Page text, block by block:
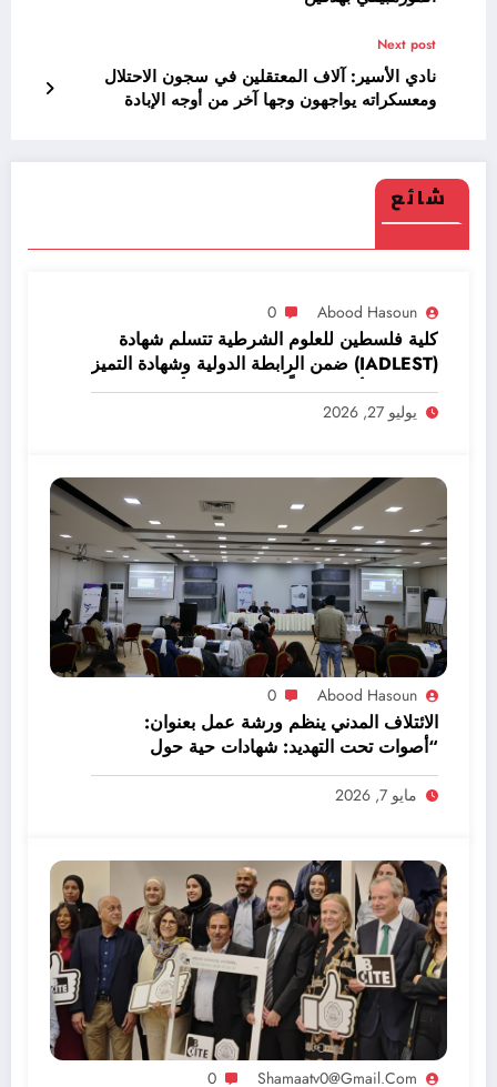
Next post
نادي الأسير: آلاف المعتقلين في سجون الاحتلال
ومعسكراته يواجهون وجها آخر من أوجه الإبادة
شائع
Abood Hasoun
0
كلية فلسطين للعلوم الشرطية تتسلم شهادة
(IADLEST) ضمن الرابطة الدولية وشهادة التميز
والمركز الأول عالمياً بين المراكز الأجنبية
يوليو 27, 2026
Abood Hasoun
0
الائتلاف المدني ينظم ورشة عمل بعنوان:
“أصوات تحت التهديد: شهادات حية حول
انتهاكات حرية الصحافة”
مايو 7, 2026
Shamaatv0@gmail.com
0